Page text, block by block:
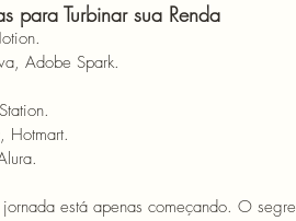
para Turbinar sua Renda
Adobe Spark.
Hotmart.
está apenas começando. O